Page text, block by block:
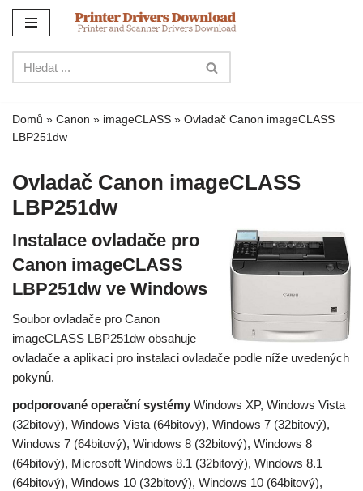
na
obsah
Domů » Canon » imageCLASS » Ovladač Canon imageCLASS
LBP251dw
Ovladač Canon imageCLASS
LBP251dw
Instalace ovladače pro
Canon imageCLASS
LBP251dw ve Windows
Soubor ovladače pro Canon
imageCLASS LBP251dw obsahuje
ovladače a aplikaci pro instalaci ovladače podle níže uvedených
pokynů.
podporované operační systémy Windows XP, Windows Vista
(32bitový), Windows Vista (64bitový), Windows 7 (32bitový),
Windows 7 (64bitový), Windows 8 (32bitový), Windows 8
(64bitový), Microsoft Windows 8.1 (32bitový), Windows 8.1
(64bitový), Windows 10 (32bitový), Windows 10 (64bitový),